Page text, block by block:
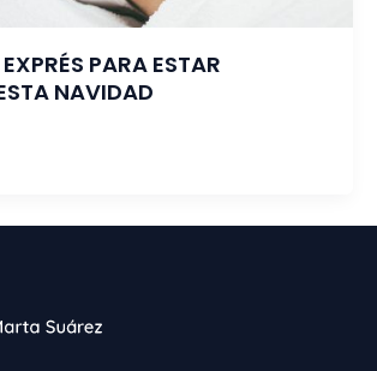
PARA ESTAR
NAVIDAD